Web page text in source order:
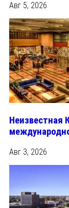
Авг 5, 2026
Неизвестная
Авг 3, 2026